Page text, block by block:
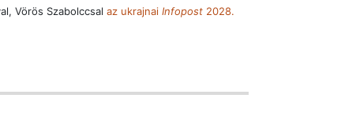
Vörös Szabolccsal az ukrajnai Infopost2028.